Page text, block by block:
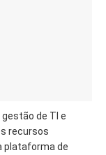
de TI e
recursos
plataforma de